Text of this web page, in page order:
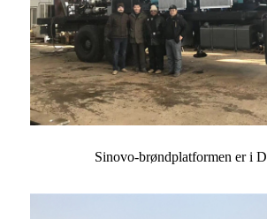
Sinovo-brøndplatformen er i